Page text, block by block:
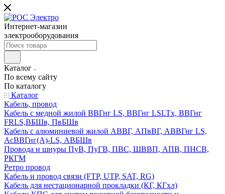
Интернет-магазин
электрооборудования
Каталог
По всему сайту
По каталогу
Каталог
Кабель, провод
Кабель с медной жилой ВВГнг LS, ВВГнг LSLTx, ВВГнг
FRLS,ВБШв, ПвБШв
Кабель с алюминиевой жилой АВВГ, АПвВГ, АВВГнг LS,
АсВВГнг(А)-LS, АВБШв
Провода и шнуры ПуВ, ПуГВ, ПВС, ШВВП, АПВ, ПНСВ,
РКГМ
Ретро провод
Кабель и провод связи (FTP, UTP, SAT, RG)
Кабель для нестационарной прокладки (КГ, КГхл)